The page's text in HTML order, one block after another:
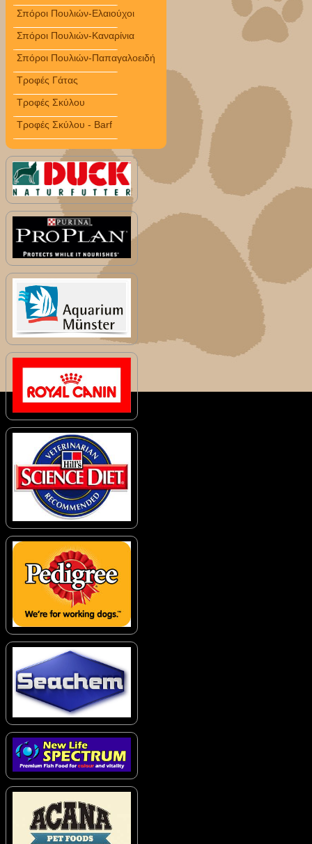
Σπόροι Πουλιών-Ελαιούχοι
Σπόροι Πουλιών-Καναρίνια
Σπόροι Πουλιών-Παπαγαλοειδή
Τροφές Γάτας
Τροφές Σκύλου
Τροφές Σκύλου - Barf